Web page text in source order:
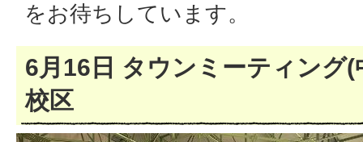
をお待ちしています。
6月16日 タウンミーティング(
校区